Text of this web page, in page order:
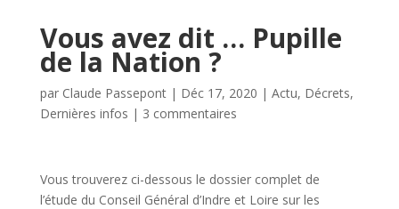
Vous avez dit … Pupille
de la Nation ?
par Claude Passepont| Déc 17, 2020 | Actu, Décrets,
Dernières infos | 3 commentaires
Vous trouverez ci-dessous le dossier complet de
l’étude du Conseil Général d’Indre et Loire sur les